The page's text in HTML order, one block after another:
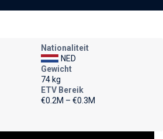
Nationaliteit
NED
Gewicht
74 kg
ETV Bereik
€0.2M – €0.3M